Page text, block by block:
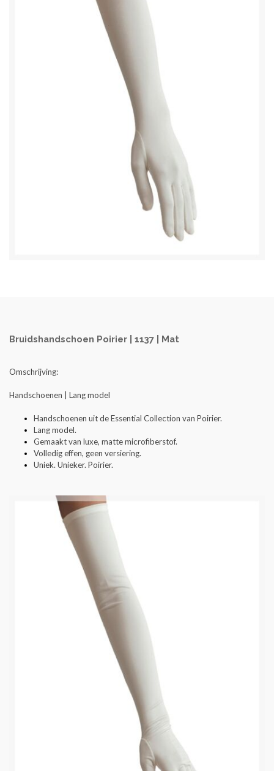
Bruidshandschoen Poirier | 1137 | Mat
Omschrijving:
Handschoenen | Lang model
Handschoenen uit de Essential Collection van Poirier.
Lang model.
Gemaakt van luxe, matte microfiberstof.
Volledig effen, geen versiering.
Uniek. Unieker. Poirier.